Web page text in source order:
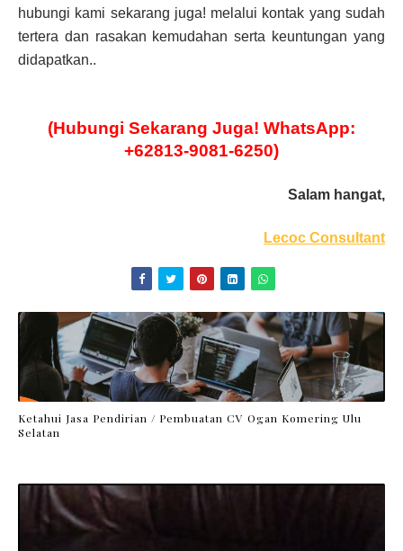
hubungi kami sekarang juga! melalui kontak yang sudah
tertera dan rasakan kemudahan serta keuntungan yang
didapatkan..
(Hubungi Sekarang Juga! WhatsApp:
+62813-9081-6250)
Salam hangat,
Lecoc Consultant
Ketahui Jasa Pendirian / Pembuatan CV Ogan Komering Ulu
Selatan